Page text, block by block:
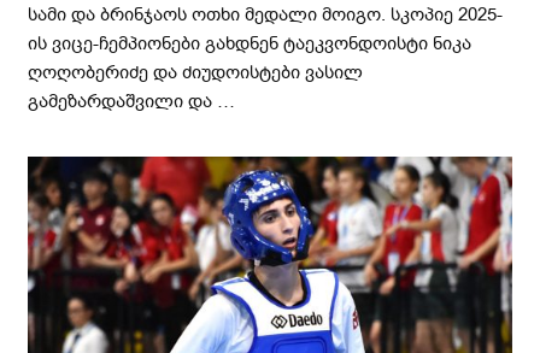
სამი და ბრინჯაოს ოთხი მედალი მოიგო. სკოპიე 2025-
ის ვიცე-ჩემპიონები გახდნენ ტაეკვონდოისტი ნიკა
ღოღობერიძე და ძიუდოისტები ვასილ
გამეზარდაშვილი და …